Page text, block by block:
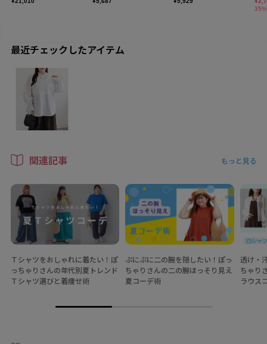
最近チェックしたアイテム
関連記事 もっと見る
Ｔシャツをおしゃれに着たい！ぽ
っちゃりさんの年代別夏トレンド
Ｔシャツ選びと着痩せ術
ぷにぷに二の腕を隠したい！ぽっ
ちゃりさんの二の腕ほっそり見え
夏コーデ術
透け・
ちゃり
ラウス